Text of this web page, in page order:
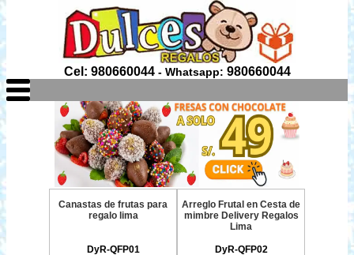
Cel: 980660044- Whatsapp: 980660044
Canastas de frutas para
regalo lima
DyR-QFP01
Arreglo Frutal en Cesta de
mimbre Delivery Regalos
Lima
DyR-QFP02